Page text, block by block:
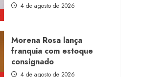
4 de agosto de 2026
Morena Rosa lança
franquia com estoque
consignado
4 de agosto de 2026